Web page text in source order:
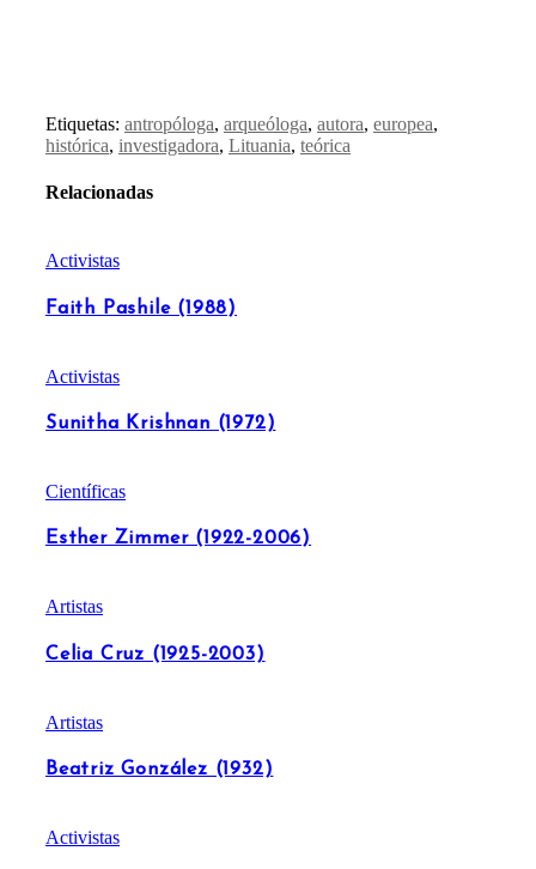
Etiquetas: antropóloga, arqueóloga, autora, europea,
histórica, investigadora, Lituania, teórica
Relacionadas
Activistas
Faith Pashile (1988)
Activistas
Sunitha Krishnan (1972)
Científicas
Esther Zimmer (1922-2006)
Artistas
Celia Cruz (1925-2003)
Artistas
Beatriz González (1932)
Activistas